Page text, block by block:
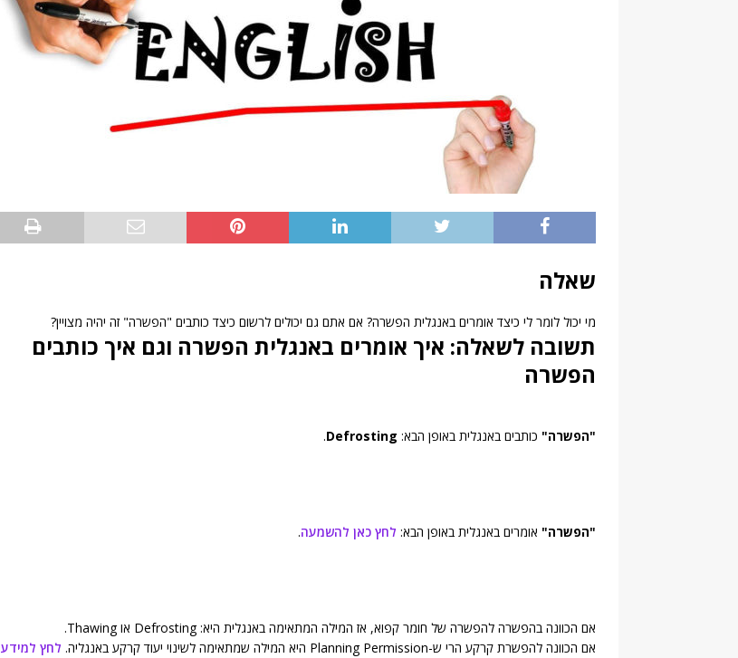
שאלה
מי יכול לומר לי כיצד אומרים באנגלית הפשרה? אם אתם גם יכולים לרשום כיצד כותבים "הפשרה" זה יהיה מצויין?
תשובה לשאלה: איך אומרים באנגלית הפשרה וגם איך כותבים
הפשרה
"הפשרה" כותבים באנגלית באופן הבא: Defrosting
.
"הפשרה" אומרים באנגלית באופן הבא: לחץ כאן להשמעה.
אם הכוונה בהפשרה להפשרה של חומר קפוא, אז המילה המתאימה באנגלית היא: Defrosting או Thawing.
אם הכוונה להפשרת קרקע הרי ש-Planning Permission היא המילה שמתאימה לשינוי יעוד קרקע באנגליה.
לחץ למידע